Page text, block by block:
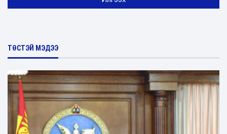
ТӨСТЭЙ МЭДЭЭ